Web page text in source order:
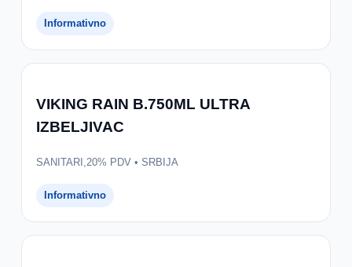
Informativno
VIKING RAIN B.750ML ULTRA
IZBELJIVAC
SANITARI,20% PDV • SRBIJA
Informativno